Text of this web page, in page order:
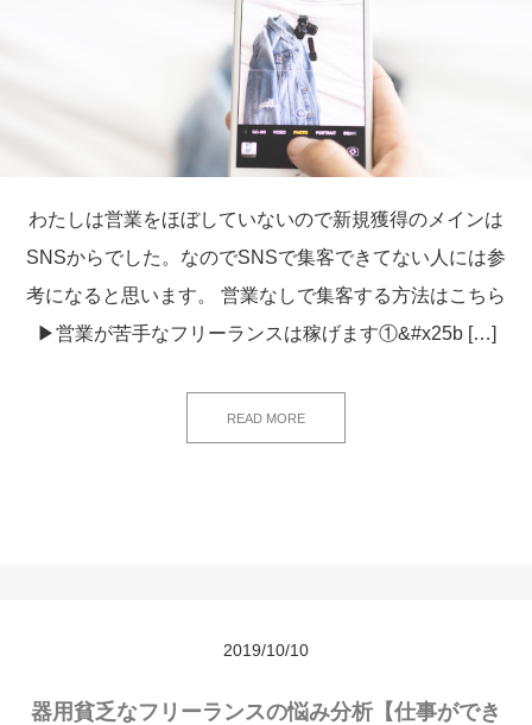
わたしは営業をほぼしていないので新規獲得のメインは
SNSからでした。なのでSNSで集客できてない人には参
考になると思います。 営業なしで集客する方法はこちら
▶営業が苦手なフリーランスは稼げます①&#x25b […]
READ MORE
2019/10/10
器用貧乏なフリーランスの悩み分析【仕事ができ